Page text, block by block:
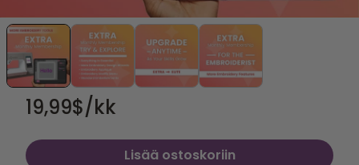
19,99$/kk
Lisää ostoskoriin